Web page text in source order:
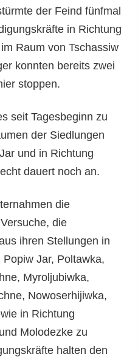
der Feind fünfmal
in Richtung
Raum von Tschassiw
konnten bereits zwei
stoppen.
seit Tagesbeginn zu
der Siedlungen
und in Richtung
dauert noch an.
die
die
ihren Stellungen in
Jar, Poltawka,
Myroljubiwka,
Nowoserhijiwka,
in Richtung
Molodezke zu
halten den